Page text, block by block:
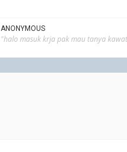
ANONYMOUS
"halo masuk krja pak mau tanya